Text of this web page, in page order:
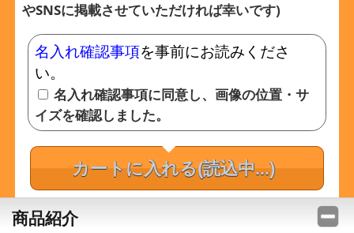
やSNSに掲載させていただければ幸いです)
名入れ確認事項を事前にお読みくださ
い。
名入れ確認事項に同意し、画像の位置・サ
イズを確認しました。
カートに入れる(読込中...)
商品紹介